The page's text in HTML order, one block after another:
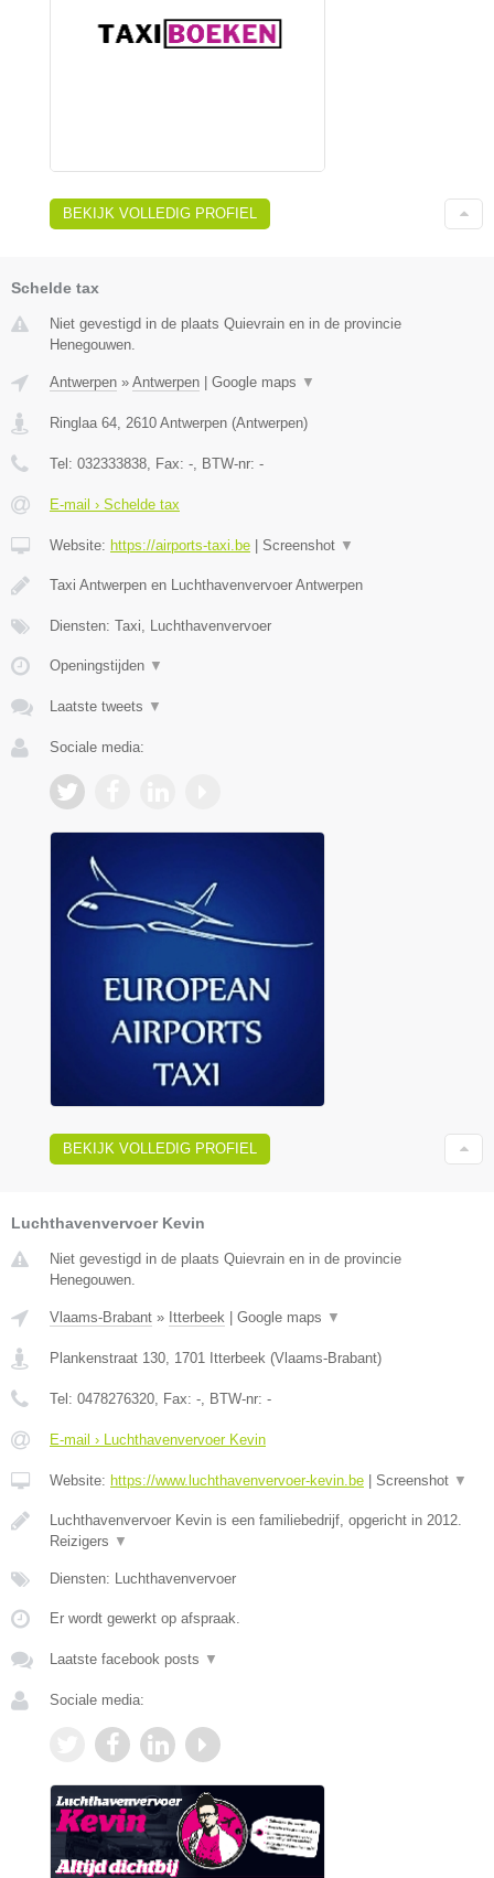
BEKIJK VOLLEDIG PROFIEL
Schelde tax
Niet gevestigd in de plaats Quievrain en in de provincie
Henegouwen.
Antwerpen » Antwerpen Google maps ▼
Ringlaa 64, 2610 Antwerpen (Antwerpen)
Tel: 032333838, Fax: -, BTW-nr: -
E-mail › Schelde tax
Website: https://airports-taxi.be Screenshot ▼
Taxi Antwerpen en Luchthavenvervoer Antwerpen
Diensten: Taxi, Luchthavenvervoer
Openingstijden ▼
Laatste tweets ▼
Sociale media:
BEKIJK VOLLEDIG PROFIEL
Luchthavenvervoer Kevin
Niet gevestigd in de plaats Quievrain en in de provincie
Henegouwen.
Vlaams-Brabant » Itterbeek Google maps ▼
Plankenstraat 130, 1701 Itterbeek (Vlaams-Brabant)
Tel: 0478276320, Fax: -, BTW-nr: -
E-mail › Luchthavenvervoer Kevin
Website: https://www.luchthavenvervoer-kevin.be Screenshot ▼
Luchthavenvervoer Kevin is een familiebedrijf, opgericht in 2012.
Reizigers ▼
Diensten: Luchthavenvervoer
Er wordt gewerkt op afspraak.
Laatste facebook posts ▼
Sociale media: